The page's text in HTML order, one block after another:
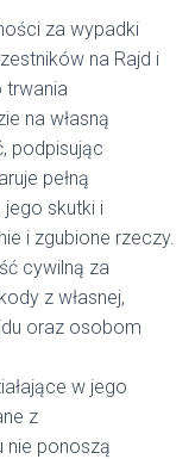
za wypadki
na Rajd i
trwania
na własną
podpisując
pełną
skutki i
i zgubione rzeczy.
cywilną za
z własnej,
oraz osobom
w jego
z
nie ponoszą